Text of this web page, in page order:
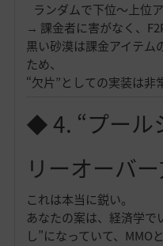
ランダムで下位〜上位
→ 課金者に害がなく、
黒い砂漠は課金アイテム
ため、
“欠片”としての実装は非
◆ 4. “プール
リーオーバ
これは本当に鋭い。
あなたの案は、経済学で
し”になっていて、MMO